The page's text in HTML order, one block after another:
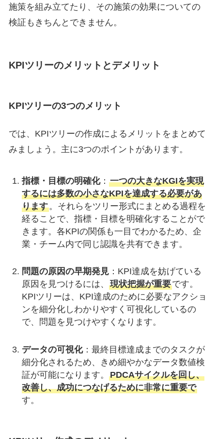
施策を組み立てたり、その施策の効果についての
検証もきちんとできません。
KPIツリーのメリットとデメリット
KPIツリーの3つのメリット
では、KPIツリーの作成によるメリットをまとめて
みましょう。主に3つのポイントがあります。
指標・目標の明確化： 一つの大きなKGIを実現
するには多数の小さなKPIを達成する必要があ
ります。それらをツリー形式にまとめる過程を
経ることで、指標・目標を明確化することがで
きます。各KPIの関係も一目でわかるため、企
業・チーム内で同じ認識を共有できます。
問題の原因の早期発見：KPI達成を妨げている
原因を見つけるには、 現状把握が重要です。
KPIツリーは、KPI達成のために必要なアクショ
ンを細分化しわかりやすく可視化しているの
で、問題を見つけやすくなります。
データの可視化：最終目標達成までのタスクが
細分化されるため、きめ細やかなデータ数値検
証が可能になります。 PDCAサイクルを回し、
改善し、成功につなげるために非常に重要で
す。